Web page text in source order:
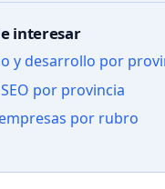
interesar
y desarrollo por
por provincia
por rubro